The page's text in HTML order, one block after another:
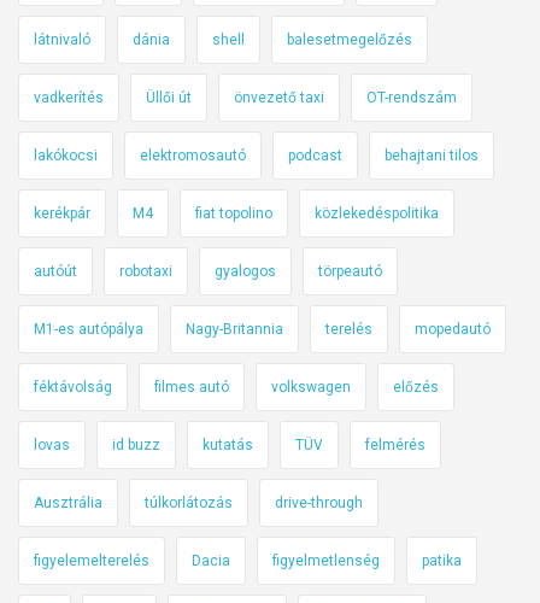
látnivaló dánia shell balesetmegelőzés
vadkerítés Üllői út önvezető taxi OT-rendszám
lakókocsi elektromosautó podcast behajtani tilos
kerékpár M4 fiat topolino közlekedéspolitika
autóút robotaxi gyalogos törpeautó
M1-es autópálya Nagy-Britannia terelés mopedautó
féktávolság filmes autó volkswagen előzés
lovas id buzz kutatás TÜV felmérés
Ausztrália túlkorlátozás drive-through
figyelemelterelés Dacia figyelmetlenség patika